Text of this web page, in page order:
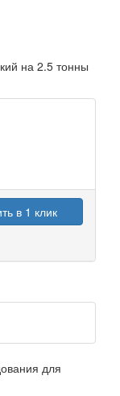
в 1 клик
для